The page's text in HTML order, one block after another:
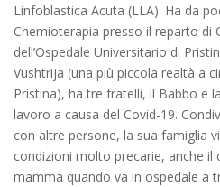
Linfoblastica Acuta (LLA). Ha da
Chemioterapia presso il reparto di
dell’Ospedale Universitario di
Vushtrija (una più piccola realtà a
Pristina), ha tre fratelli, il Babbo e
lavoro a causa del Covid-19.
con altre persone, la sua famiglia
condizioni molto precarie, anche il
mamma quando va in ospedale a